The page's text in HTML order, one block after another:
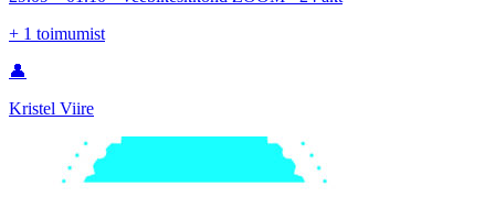
+ 1 toimumist
👤
Kristel Viire